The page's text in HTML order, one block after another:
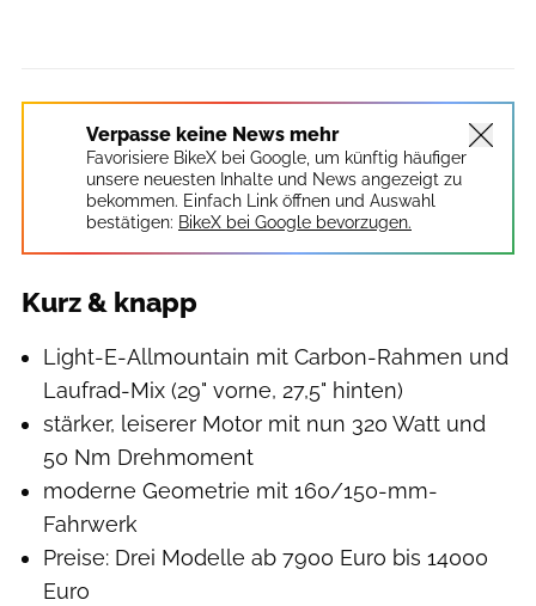
Verpasse keine News mehr
Favorisiere BikeX bei Google, um künftig häufiger
unsere neuesten Inhalte und News angezeigt zu
bekommen. Einfach Link öffnen und Auswahl
bestätigen: BikeX bei Google bevorzugen.
Kurz & knapp
Light-E-Allmountain mit Carbon-Rahmen und
Laufrad-Mix (29" vorne, 27,5" hinten)
stärker, leiserer Motor mit nun 320 Watt und
50 Nm Drehmoment
moderne Geometrie mit 160/150-mm-
Fahrwerk
Preise: Drei Modelle ab 7900 Euro bis 14000
Euro